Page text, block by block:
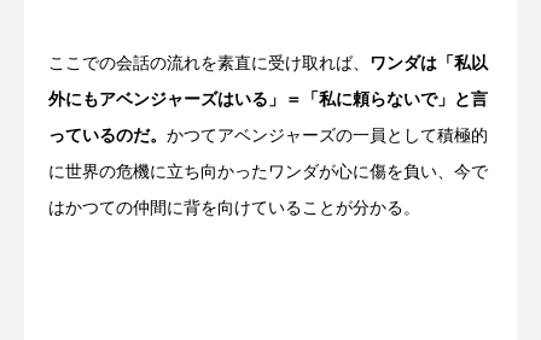
ここでの会話の流れを素直に受け取れば、 ワンダは「私以
外にもアベンジャーズはいる」＝「私に頼らないで」と言
っているのだ。 かつてアベンジャーズの一員として積極的
に世界の危機に立ち向かったワンダが心に傷を負い、今で
はかつての仲間に背を向けていることが分かる。